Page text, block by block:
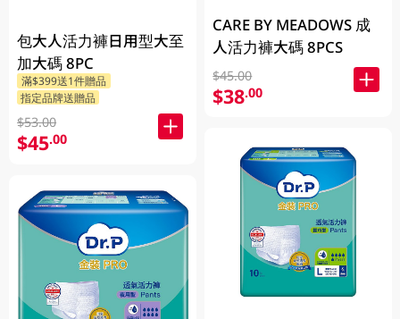
包大人活力褲日用型大至
加大碼 8PC
滿$399送1件贈品
指定品牌送贈品
$53.00
$45.00
CARE BY MEADOWS 成
人活力褲大碼 8PCS
$45.00
$38.00